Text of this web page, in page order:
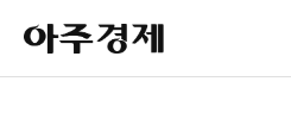
아
주
경